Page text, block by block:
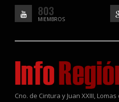
803
MIEMBROS
Cno. de Cintura y Juan XXIII,